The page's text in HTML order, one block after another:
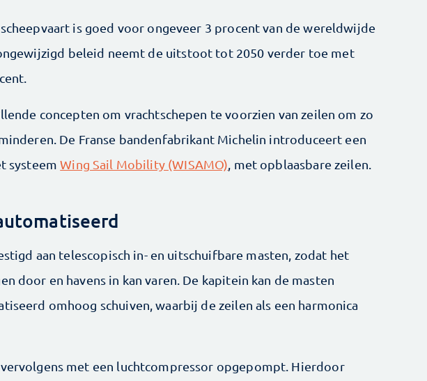
is goed voor ongeveer 3 procent van de wereldwijde
beleid neemt de uitstoot tot 2050 verder toe met
concepten om vrachtschepen te voorzien van zeilen om zo
De Franse bandenfabrikant Michelin introduceert een
systeemWing Sail Mobility (WISAMO) , met opblaasbare zeilen.
aan telescopisch in- en uitschuifbare masten, zodat het
door en havens in kan varen. De kapitein kan de masten
omhoog schuiven, waarbij de zeilen als een harmonica
met een lucht­compressor opgepompt. Hierdoor